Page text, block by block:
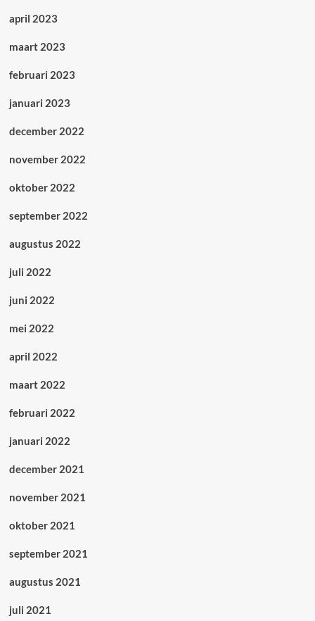
april 2023
maart 2023
februari 2023
januari 2023
december 2022
november 2022
oktober 2022
september 2022
augustus 2022
juli 2022
juni 2022
mei 2022
april 2022
maart 2022
februari 2022
januari 2022
december 2021
november 2021
oktober 2021
september 2021
augustus 2021
juli 2021